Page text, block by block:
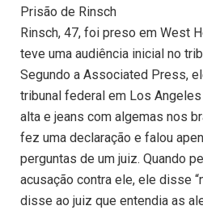
Prisão de Rinsch
Rinsch, 47, foi preso em West
teve uma audiência inicial no
Segundo a Associated Press,
tribunal federal em Los
alta e jeans com algemas nos
fez uma declaração e falou
perguntas de um juiz. Quando
acusação contra ele, ele disse
disse ao juiz que entendia as